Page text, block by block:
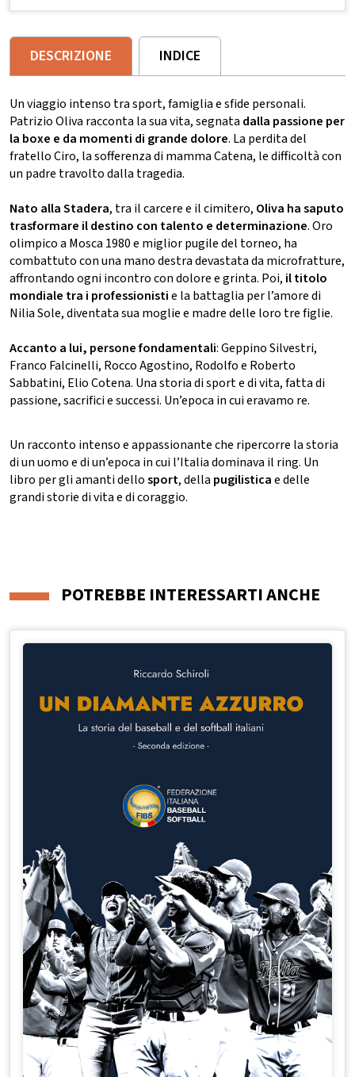
DESCRIZIONE INDICE
Un viaggio intenso tra sport, famiglia e sfide personali.
Patrizio Oliva racconta la sua vita, segnata dalla passione per
la boxe e da momenti di grande dolore. La perdita del
fratello Ciro, la sofferenza di mamma Catena, le difficoltà con
un padre travolto dalla tragedia.
Nato alla Stadera, tra il carcere e il cimitero, Oliva ha saputo
trasformare il destino con talento e determinazione. Oro
olimpico a Mosca 1980 e miglior pugile del torneo, ha
combattuto con una mano destra devastata da microfratture,
affrontando ogni incontro con dolore e grinta. Poi, il titolo
mondiale tra i professionistie la battaglia per l’amore di
Nilia Sole, diventata sua moglie e madre delle loro tre figlie.
Accanto a lui, persone fondamentali: Geppino Silvestri,
Franco Falcinelli, Rocco Agostino, Rodolfo e Roberto
Sabbatini, Elio Cotena. Una storia di sport e di vita, fatta di
passione, sacrifici e successi. Un’epoca in cui eravamo re.
Un racconto intenso e appassionante che ripercorre la storia
di un uomo e di un’epoca in cui l’Italia dominava il ring. Un
libro per gli amanti dellosport, della pugilisticae delle
grandi storie di vita e di coraggio.
POTREBBE INTERESSARTI ANCHE